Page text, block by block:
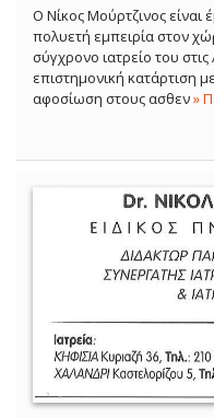
Ο Νίκος Μούρτζινος είναι
πολυετή εμπειρία στον
σύγχρονο ιατρείο του
επιστημονική κατάρτιση
αφοσίωση στους ασθεν»